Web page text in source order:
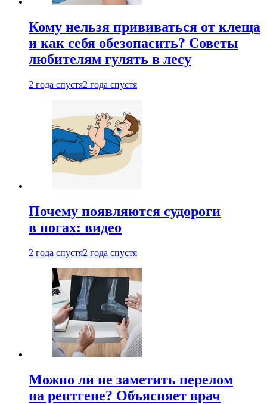
Кому нельзя прививаться от клеща
и как себя обезопасить? Советы
любителям гулять в лесу
2 года спустя2 года спустя
Почему появляются судороги
в ногах: видео
2 года спустя2 года спустя
Можно ли не заметить перелом
на рентгене? Объясняет врач